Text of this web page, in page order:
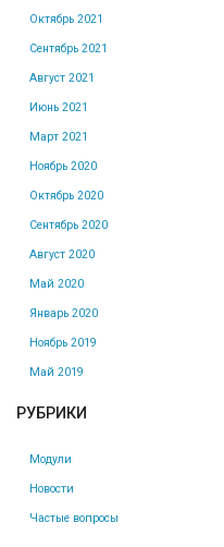
Октябрь 2021
Сентябрь 2021
Август 2021
Июнь 2021
Март 2021
Ноябрь 2020
Октябрь 2020
Сентябрь 2020
Август 2020
Май 2020
Январь 2020
Ноябрь 2019
Май 2019
РУБРИКИ
Модули
Новости
Частые вопросы